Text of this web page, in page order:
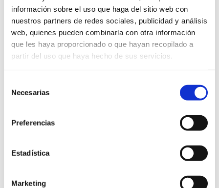
información sobre el uso que haga del sitio web con
nuestros partners de redes sociales, publicidad y análisis
web, quienes pueden combinarla con otra información
que les haya proporcionado o que hayan recopilado a
partir del uso que haya hecho de sus servicios.
Necesarias
Preferencias
Estadística
Marketing